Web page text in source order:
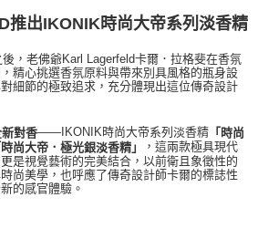
推出IKONIK時尚大帝系列淡香精
，老佛爺Karl Lagerfeld卡爾．拉格斐在香氛
精心挑選香氛原料與帶來別具風格的瓶身設
細節的極致追求，充分體現出這位傳奇設計
對香——IKONIK時尚大帝系列淡香精 「時尚
時尚大帝．極光銀淡香精」
，這兩款極具現代
是視覺藝術的完美結合，以前衛且象徵性的
尚美學，也呼應了傳奇設計師卡爾的標誌性
的感官體驗。